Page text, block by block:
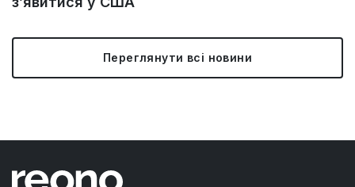
Переглянути всі новини